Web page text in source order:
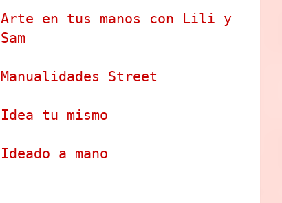
Arte en tus manos con Lili y
Sam
Manualidades Street
Idea tu mismo
Ideado a mano